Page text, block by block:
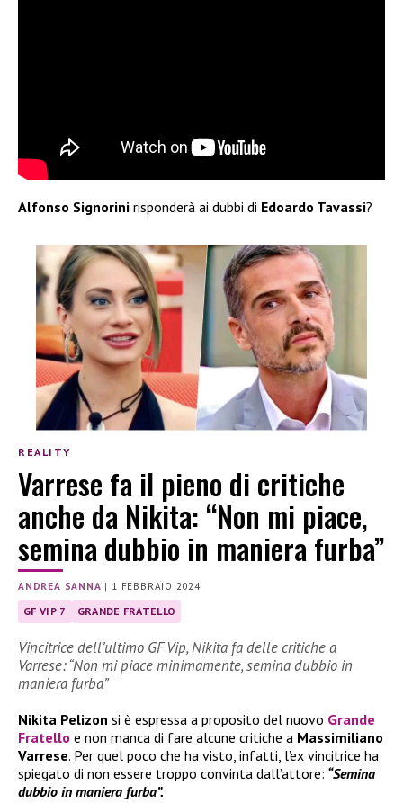
Alfonso Signorini risponderà ai dubbi di Edoardo Tavassi?
REALITY
Varrese fa il pieno di critiche
anche da Nikita: “Non mi piace,
semina dubbio in maniera furba”
ANDREA SANNA | 1 FEBBRAIO 2024
GF VIP 7 GRANDE FRATELLO
Vincitrice dell’ultimo GF Vip, Nikita fa delle critiche a
Varrese: “Non mi piace minimamente, semina dubbio in
maniera furba”
Nikita Pelizon si è espressa a proposito del nuovo Grande
Fratello e non manca di fare alcune critiche a Massimiliano
Varrese. Per quel poco che ha visto, infatti, l’ex vincitrice ha
spiegato di non essere troppo convinta dall’attore: “Semina
dubbio in maniera furba”.